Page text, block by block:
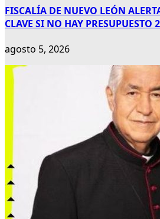
FISCALÍA DE NUEVO LEÓN
CLAVE SI NO HAY PRESUPUESTO
agosto 5, 2026